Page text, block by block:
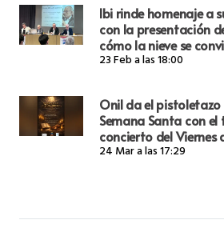
Ibi rinde homenaje a
con la presentación
cómo la nieve se
23 Feb a las 18:00
Onil da el pistoletazo
Semana Santa con
concierto del Viernes
24 Mar a las 17:29